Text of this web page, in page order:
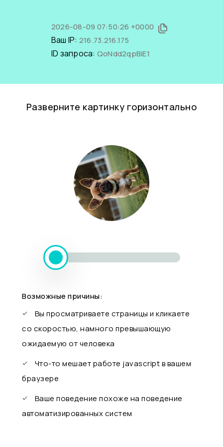
2026-08-09 07:50:26 +0000
Ваш IP: 216.73.216.175
ID запроса: QoNdd2qpBiE1
Разверните картинку горизонтально
Возможные причины:
Вы просматриваете страницы и кликаете
со скоростью, намного превышающую
ожидаемую от человека
Что-то мешает работе javascript в вашем
браузере
Ваше поведение похоже на поведение
автоматизированных систем